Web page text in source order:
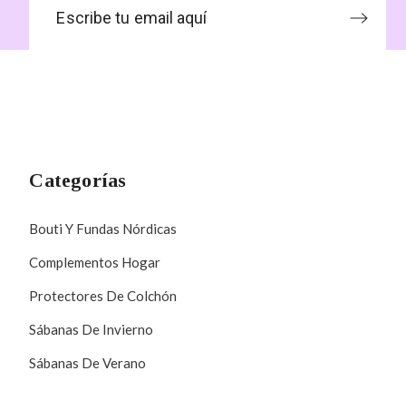
Categorías
Bouti Y Fundas Nórdicas
Complementos Hogar
Protectores De Colchón
Sábanas De Invierno
Sábanas De Verano